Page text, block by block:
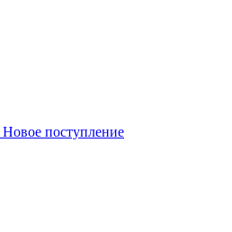
Новое поступление